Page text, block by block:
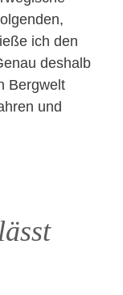
ich den
deshalb
Bergwelt
und